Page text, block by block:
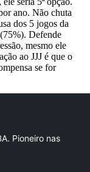
Pioneiro nas